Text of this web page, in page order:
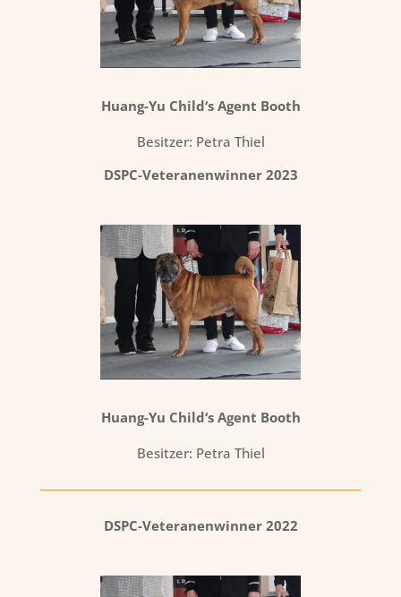
Huang-Yu Child‘s Agent Booth
Besitzer: Petra Thiel
DSPC-Veteranenwinner 2023
Huang-Yu Child‘s Agent Booth
Besitzer: Petra Thiel
DSPC-Veteranenwinner 2022